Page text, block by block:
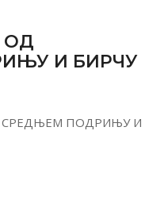
ОД
И БИРЧУ
СРЕДЊЕМ ПОДРИЊУ И